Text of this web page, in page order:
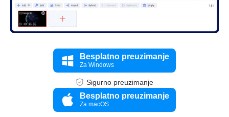
Besplatno preuzimanje
Za Windows
Sigurno preuzimanje
Besplatno preuzimanje
Za macOS